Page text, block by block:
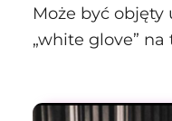
Może być objęty
„white glove”